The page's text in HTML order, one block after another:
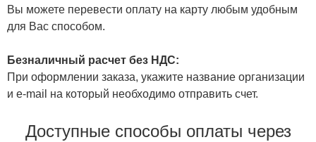
Вы можете перевести оплату на карту любым удобным
для Вас способом.
Безналичный расчет без НДС:
При оформлении заказа, укажите название организации
и e-mail на который необходимо отправить счет.
Доступные способы оплаты через